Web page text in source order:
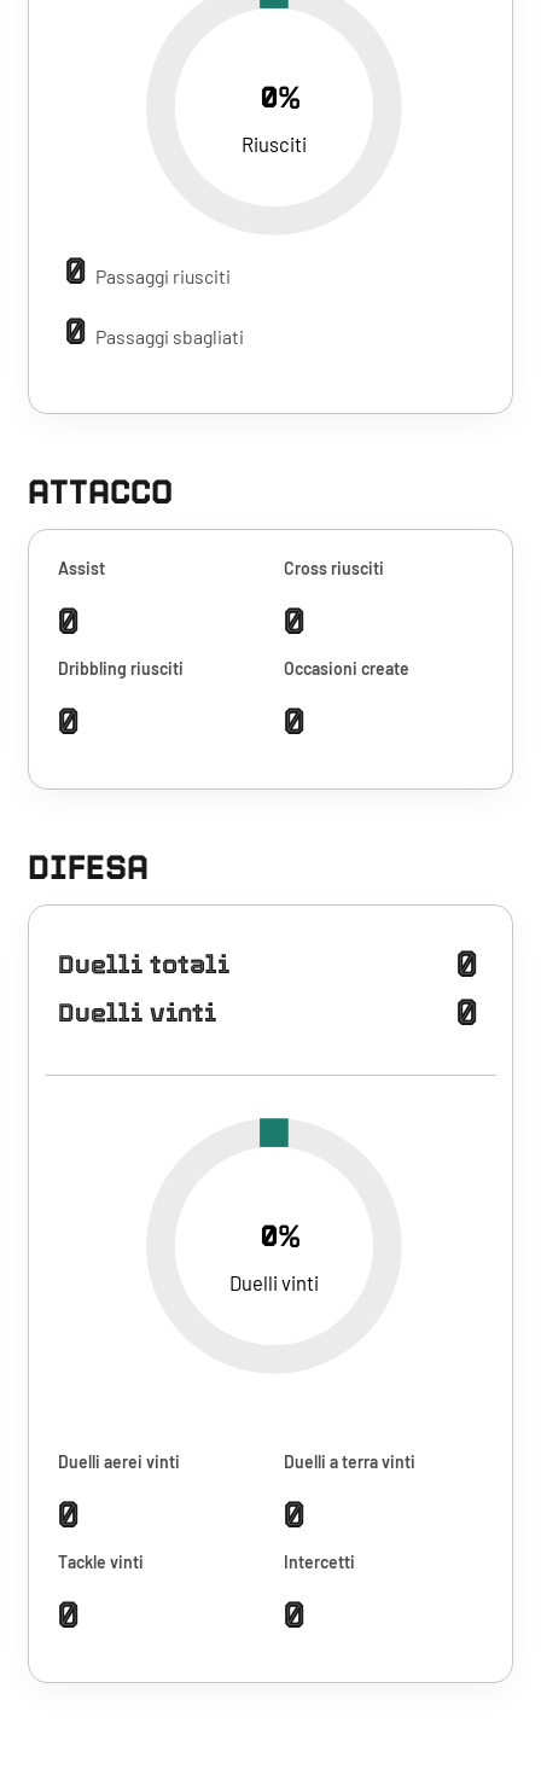
0%
Riusciti
0 Passaggi riusciti
0 Passaggi sbagliati
ATTACCO
Assist
0
Cross riusciti
0
Dribbling riusciti
0
Occasioni create
0
DIFESA
Duelli totali 0
Duelli vinti 0
0%
Duelli vinti
Duelli aerei vinti
0
Duelli a terra vinti
0
Tackle vinti
0
Intercetti
0